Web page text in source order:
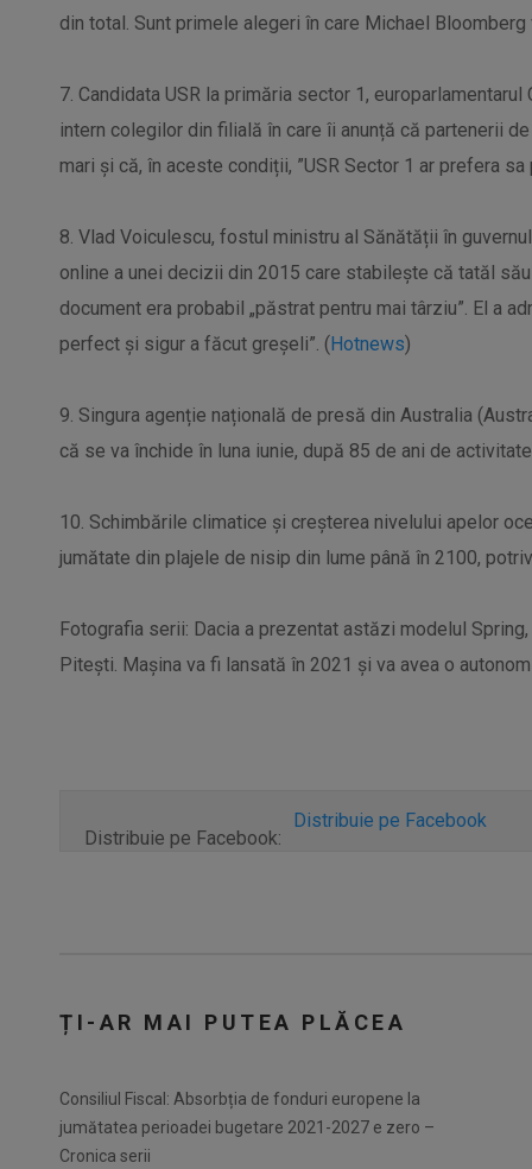
din total. Sunt primele alegeri în care Michael
7. Candidata USR la primăria sector 1,
intern colegilor din filială în care îi anunță că partenerii
mari și că, în aceste condiții, ”USR Sector 1 ar prefera
8. Vlad Voiculescu, fostul ministru al Sănătății în
online a unei decizii din 2015 care stabilește că tatăl
document era probabil „păstrat pentru mai târziu”. El a
perfect și sigur a făcut greșeli”. (Hotnews)
9. Singura agenție națională de presă din Australia
că se va închide în luna iunie, după 85 de ani de
10. Schimbările climatice și creșterea nivelului apelor
jumătate din plajele de nisip din lume până în 2100,
Fotografia serii: Dacia a prezentat astăzi modelul
Pitești. Mașina va fi lansată în 2021 și va avea o
Distribuie pe Facebook:
Distribuie pe Facebook
ȚI-AR MAI PUTEA PLĂCEA
Consiliul Fiscal: Absorbția de fonduri europene la
jumătatea perioadei bugetare 2021-2027 e zero –
Cronica serii